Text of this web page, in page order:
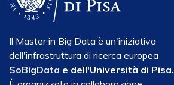
Il Master in Big Data è un'iniziativa
dell'infrastruttura di ricerca europea
SoBigData e dell'Università di Pisa.